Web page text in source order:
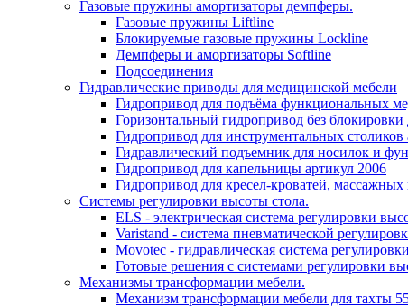
Газовые пружины амортизаторы демпферы.
Газовые пружины Liftline
Блокируемые газовые пружины Lockline
Демпферы и амортизаторы Softline
Подсоединения
Гидравлические приводы для медицинской мебели
Гидропривод для подъёма функциональных
Горизонтальный гидропривод без
Гидропривод для инструментальных столиков
Гидравлический подъемник для носилок и
Гидропривод для капельницы артикул 2006
Гидропривод для кресел-кроватей,
Системы регулировки высоты стола.
ELS - электрическая система регулировки
Varistand - система пневматической
Movotec - гидравлическая система
Готовые решения с системами регулировки
Механизмы трансформации мебели.
Механизм трансформации мебели для тахты